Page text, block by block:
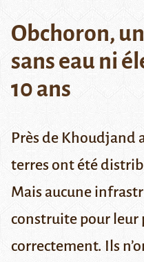
Obchoron,
sans eau ni
10 ans
Près de Khoudjand
terres ont été
Mais aucune
construite pour leur
correctement. Ils